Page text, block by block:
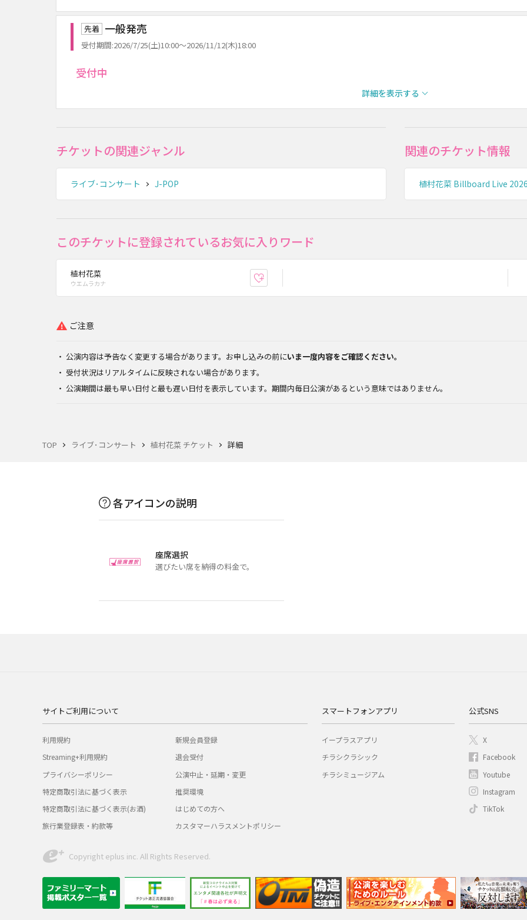
TOP ライブ･コンサート 植村花菜 チケット 詳細
先着 一般発売
受付期間:2026/7/25(土)10:00～2026/11/12(木)18:00
受付中
詳細を表示する
チケットの関連ジャンル
ライブ･コンサート J-POP
関連のチケット情報
植村花菜 Billboard Live
このチケットに登録されているお気に入りワード
植村花菜
ウエムラカナ
ご注意
公演内容は予告なく変更する場合があります。お申し込みの前にいま一度内容をご確認ください。
受付状況はリアルタイムに反映されない場合があります。
公演期間は最も早い日付と最も遅い日付を表示しています。期間内毎日公演があるという意味ではありません。
各アイコンの説明
座席選択
選びたい席を納得の料金で。
サイトご利用について
利用規約
Streaming+利用規約
プライバシーポリシー
特定商取引法に基づく表示
特定商取引法に基づく表示(お酒)
旅行業登録表・約款等
新規会員登録
退会受付
公演中止・延期・変更
推奨環境
はじめての方へ
カスタマーハラスメントポリシー
スマートフォンアプリ
イープラスアプリ
チラシクラシック
チラシミュージアム
公式SNS
X
Facebook
Youtube
Instagram
TikTok
Copyright eplus inc. All Rights Reserved.